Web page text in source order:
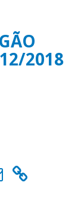
2018